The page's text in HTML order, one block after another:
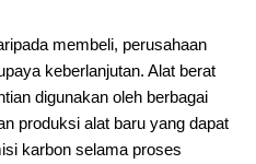
membeli, perusahaan
keberlanjutan. Alat berat
digunakan oleh berbagai
produksi alat baru yang dapat
karbon selama proses